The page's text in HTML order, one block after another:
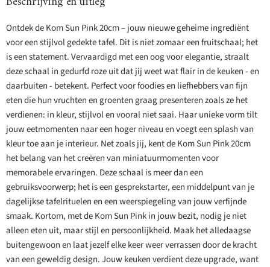
Ontdek de Kom Sun Pink 20cm – jouw nieuwe geheime ingrediënt
voor een stijlvol gedekte tafel. Dit is niet zomaar een fruitschaal; het
is een statement. Vervaardigd met een oog voor elegantie, straalt
deze schaal in gedurfd roze uit dat jij weet wat flair in de keuken - en
daarbuiten - betekent. Perfect voor foodies en liefhebbers van fijn
eten die hun vruchten en groenten graag presenteren zoals ze het
verdienen: in kleur, stijlvol en vooral niet saai. Haar unieke vorm tilt
jouw eetmomenten naar een hoger niveau en voegt een splash van
kleur toe aan je interieur. Net zoals jij, kent de Kom Sun Pink 20cm
het belang van het creëren van miniatuurmomenten voor
memorabele ervaringen. Deze schaal is meer dan een
gebruiksvoorwerp; het is een gesprekstarter, een middelpunt van je
dagelijkse tafelrituelen en een weerspiegeling van jouw verfijnde
smaak. Kortom, met de Kom Sun Pink in jouw bezit, nodig je niet
alleen eten uit, maar stijl en persoonlijkheid. Maak het alledaagse
buitengewoon en laat jezelf elke keer weer verrassen door de kracht
van een geweldig design. Jouw keuken verdient deze upgrade, want